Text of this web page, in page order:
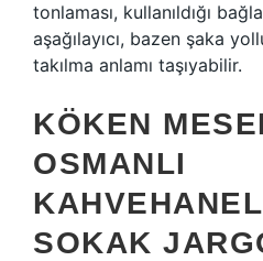
tonlaması, kullanıldığı
aşağılayıcı, bazen şaka
takılma anlamı taşıyabilir.
KÖKEN
OSMANLI
SOKAK